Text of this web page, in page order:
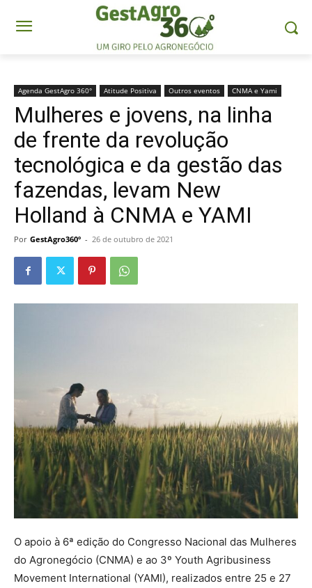
Agenda GestAgro 360° Atitude Positiva Outros eventos CNMA e Yami
Mulheres e jovens, na linha
de frente da revolução
tecnológica e da gestão das
fazendas, levam New
Holland à CNMA e YAMI
Por GestAgro360º - 26 de outubro de 2021
O apoio à 6ª edição do Congresso Nacional das Mulheres
do Agronegócio (CNMA) e ao 3º Youth Agribusiness
Movement International (YAMI), realizados entre 25 e 27